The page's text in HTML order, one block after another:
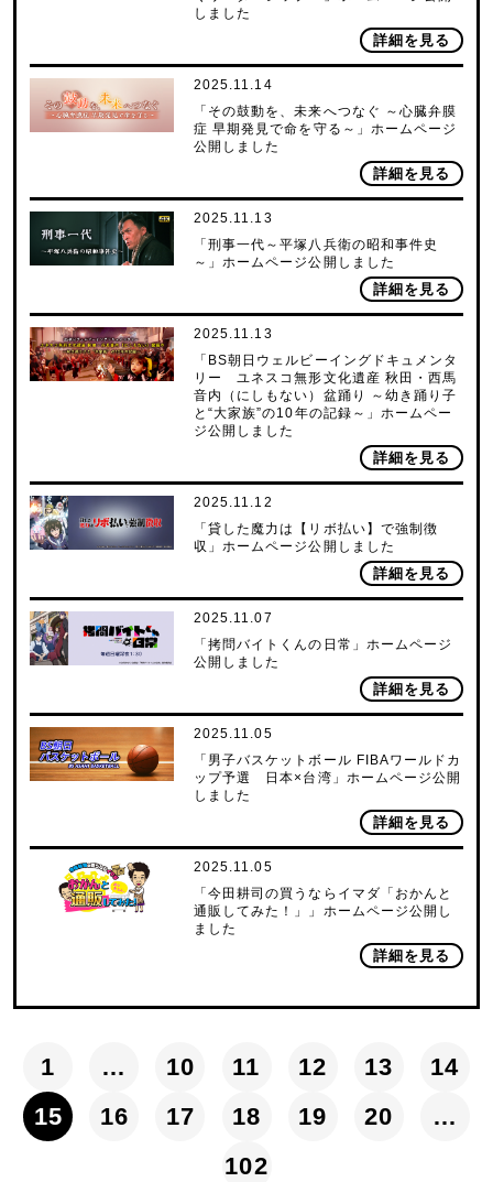
しました
詳細を見る
2025.11.14
「その鼓動を、未来へつなぐ ～心臓弁膜
症 早期発見で命を守る～」ホームページ
公開しました
詳細を見る
2025.11.13
「刑事一代～平塚八兵衛の昭和事件史
～」ホームページ公開しました
詳細を見る
2025.11.13
「BS朝日ウェルビーイングドキュメンタ
リー ユネスコ無形文化遺産 秋田・西馬
音内（にしもない）盆踊り ～幼き踊り子
と“大家族”の10年の記録～」ホームペー
ジ公開しました
詳細を見る
2025.11.12
「貸した魔力は【リボ払い】で強制徴
収」ホームページ公開しました
詳細を見る
2025.11.07
「拷問バイトくんの日常」ホームページ
公開しました
詳細を見る
2025.11.05
「男子バスケットボール FIBAワールドカ
ップ予選 日本×台湾」ホームページ公開
しました
詳細を見る
2025.11.05
「今田耕司の買うならイマダ「おかんと
通販してみた！」」ホームページ公開し
ました
詳細を見る
1 … 10 11 12 13
14
15
16 17 18 19 20
…
102